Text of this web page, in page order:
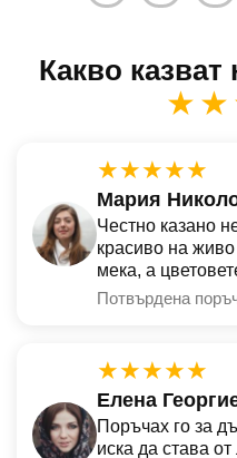
Какво
★★★★★
Мария
Честно казано
красиво на
мека, а
Потвърдена
★★★★★
Елена
Поръчах го за
иска да става